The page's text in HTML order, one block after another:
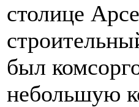
столице
был
небольшую